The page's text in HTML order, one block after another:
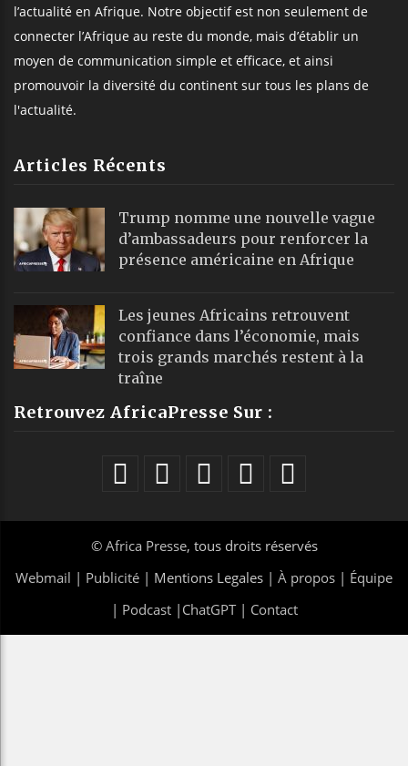
l’actualité en Afrique. Notre objectif est non seulement de
connecter l’Afrique au reste du monde, mais d’établir un
moyen de communication simple et efficace, et ainsi
promouvoir la diversité du continent sur tous les plans de
l'actualité.
Articles Récents
Trump nomme une nouvelle vague
d’ambassadeurs pour renforcer la
présence américaine en Afrique
Les jeunes Africains retrouvent
confiance dans l’économie, mais
trois grands marchés restent à la
traîne
Retrouvez AfricaPresse Sur :
© Africa Presse, tous droits réservés
Webmail | Publicité | Mentions Legales | À propos | Équipe
| Podcast| ChatGPT| Contact